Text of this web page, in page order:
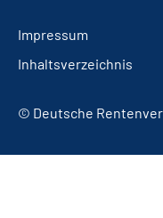
Impressum
Inhaltsverzeichnis
© Deutsche